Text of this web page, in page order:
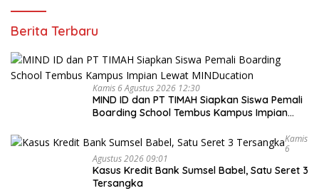
Berita Terbaru
Kamis 6 Agustus 2026 12:30
MIND ID dan PT TIMAH Siapkan Siswa Pemali
Boarding School Tembus Kampus Impian
Kamis
6
Agustus 2026 09:01
Kasus Kredit Bank Sumsel Babel, Satu Seret 3
Tersangka